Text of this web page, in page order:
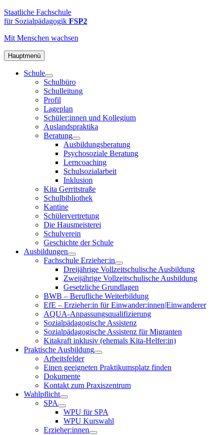
Zum
Inhalt
FSP2
Staatliche
Fachschule
Sozialpädagogik
in
Altona
Staatliche Fachschule
für Sozialpädagogik FSP2
Mit Menschen wachsen
Hauptmenü
Schule
Schulbüro
Schulleitung
Profil
Lageplan
Schüler:innen und Kollegium
Auslandspraktika
Beratung
Ausbildungsberatung
Psychosoziale Beratung
Lerncoaching
Schulsozialarbeit
Inklusion
Kita Gerritstraße
Schulbibliothek
Kantine
Schülervertretung
Die Hausmeisterei
Schulverein
Geschichte der Schule
Ausbildungen
Fachschule Erzieher:in
Dreijährige Vollzeitschulische Ausbildung
Zweijährige Vollzeitschulische Ausbildung
Gesetzliche Grundlagen
BWB – Berufliche Weiterbildung
EfE – Erzieher:in für Einwander:innen|Einwanderer
AQUA-Anpassungsqualifizierung
Sozialpädagogische Assistenz
Sozialpädagogische Assistenz für Migranten
Kitakraft inklusiv (ehemals Kita-Helfer:in)
Praktische Ausbildung
Arbeitsfelder
Einen geeigneten Praktikumsplatz finden
Dokumente
Kontakt zum Praxiszentrum
Wahlpflicht
SPA
WPU für SPA
WPU Kurswahl
Erzieher:innen